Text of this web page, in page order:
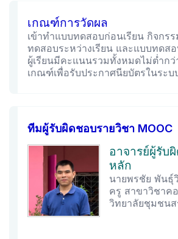
เกณฑ์การวัดผล
เข้าทำแบบทดสอบก่อนเรียน กิจกร
ทดสอบระหว่างเรียน และแบบทดสอ
ผู้เรียนมีคะแนนรวมทั้งหมดไม่ต่ำก
เกณฑ์เพื่อรับประกาศนียบัตรในระบ
ทีมผู้รับผิดชอบรายวิชา MOOC
อาจารย์ผู้รับ
หลัก
นายพรชัย พันธุ์
ครู สาขาวิชาค
วิทยาลัยชุมชนส